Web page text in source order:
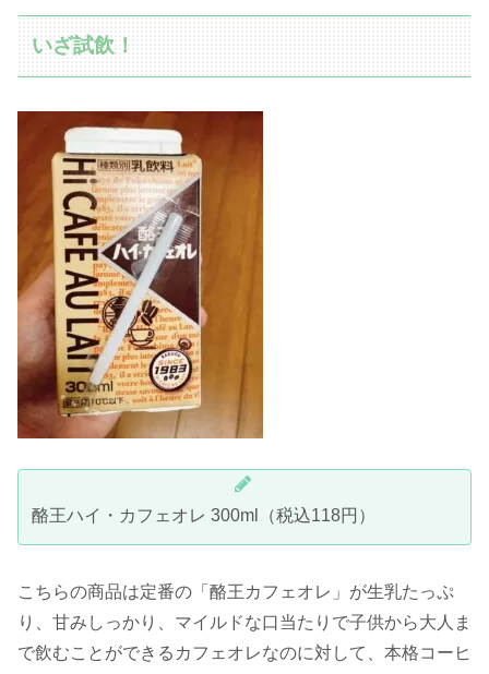
いざ試飲！
酪王ハイ・カフェオレ 300ml（税込118円）
こちらの商品は定番の「酪王カフェオレ」が生乳たっぷ
り、甘みしっかり、マイルドな口当たりで子供から大人ま
で飲むことができるカフェオレなのに対して、本格コーヒ